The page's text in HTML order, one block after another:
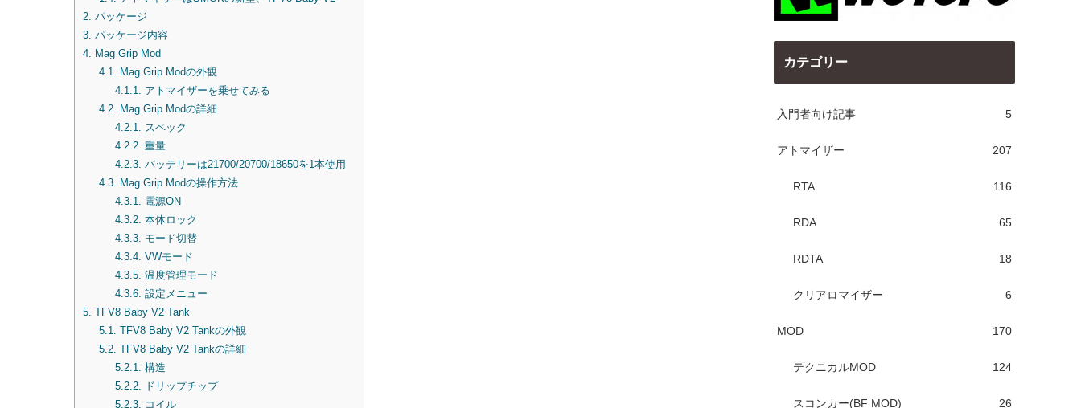
2. パッケージ
3. パッケージ内容
4. Mag Grip Mod
4.1. Mag Grip Modの外観
4.1.1. アトマイザーを乗せてみる
4.2. Mag Grip Modの詳細
4.2.1. スペック
4.2.2. 重量
4.2.3. バッテリーは21700/20700/18650を1本使用
4.3. Mag Grip Modの操作方法
4.3.1. 電源ON
4.3.2. 本体ロック
4.3.3. モード切替
4.3.4. VWモード
4.3.5. 温度管理モード
4.3.6. 設定メニュー
5. TFV8 Baby V2 Tank
5.1. TFV8 Baby V2 Tankの外観
5.2. TFV8 Baby V2 Tankの詳細
5.2.1. 構造
5.2.2. ドリップチップ
5.2.3. コイル
カテゴリー
入門者向け記事 5
アトマイザー 207
RTA 116
RDA 65
RDTA 18
クリアロマイザー 6
MOD 170
テクニカルMOD 124
スコンカー(BF MOD) 26